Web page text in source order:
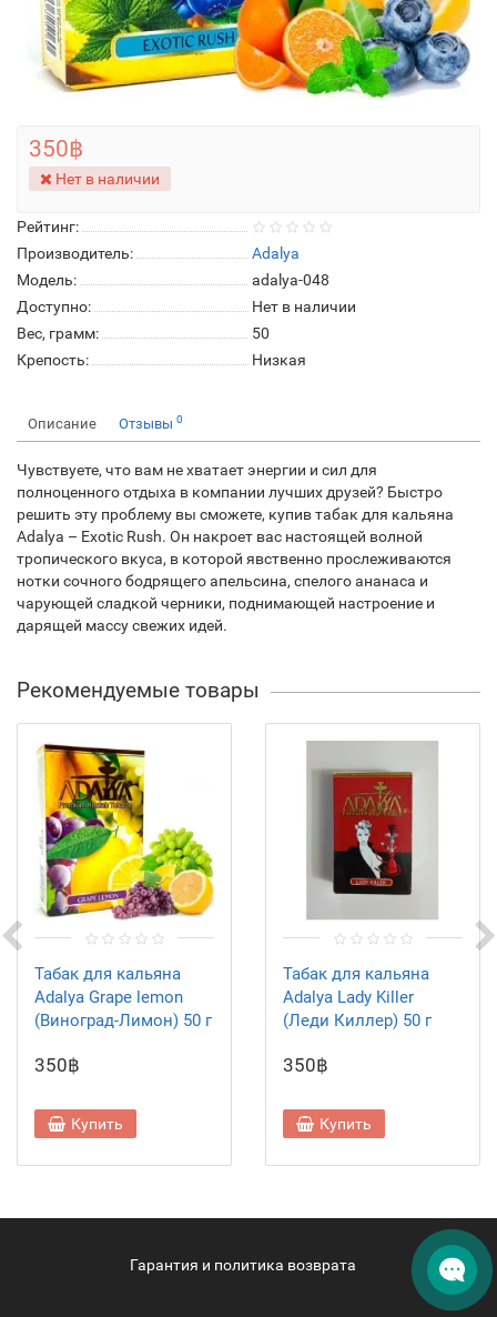
Рейтинг:
Производитель:
Adalya
Модель:
adalya-048
Доступно:
Нет в наличии
Вес, грамм:
50
Крепость:
Низкая
350฿
Нет в наличии
Описание Отзывы 0
Чувствуете, что вам не хватает энергии и сил для
полноценного отдыха в компании лучших друзей? Быстро
решить эту проблему вы сможете, купив табак для кальяна
Adalya – Exotic Rush. Он накроет вас настоящей волной
тропического вкуса, в которой явственно прослеживаются
нотки сочного бодрящего апельсина, спелого ананаса и
чарующей сладкой черники, поднимающей настроение и
дарящей массу свежих идей.
Рекомендуемые товары
Табак для кальяна
Adalya Grape lemon
(Виноград-Лимон) 50 г
350฿
Купить
Табак для кальяна
Adalya Lady Killer
(Леди Киллер) 50 г
350฿
Купить
Гарантия и политика возврата